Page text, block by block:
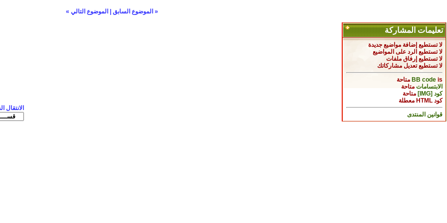
« الموضوع السابق الموضوع التالي »
تعليمات المشاركة
لا تستطيع إضافة مواضيع جديدة
لا تستطيع الرد على المواضيع
لا تستطيع إرفاق ملفات
لا تستطيعتعديل مشاركاتك
BB codeis
متاحة
الابتسامات متاحة
كود [IMG]
متاحة
كود HTML
معطلة
قوانين المنتدى
الانتقال